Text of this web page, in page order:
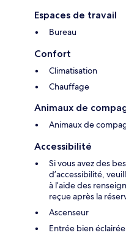
Espaces de travail
Bureau
Confort
Climatisation
Chauffage
Animaux de
Animaux de
Accessibilité
Si vous avez des
d’accessibilité,
à l’aide des
reçue après la
Ascenseur
Entrée bien éclairée